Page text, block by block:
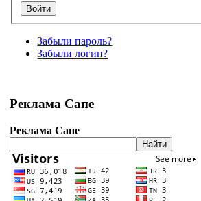
Забыли пароль?
Забыли логин?
Реклама Сапе
Реклама Сапе